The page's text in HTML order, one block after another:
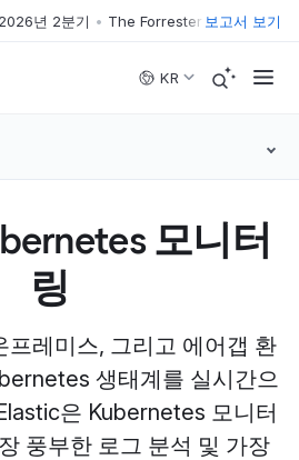
2분기 • The Forrester Wave™: XDR 플랫
보고서 보기
KR
모니터
링
프레미스, 그리고 에어갭 환
생태계를 실시간으
은 Kubernetes 모니터
풍부한 로그 분석 및 가장